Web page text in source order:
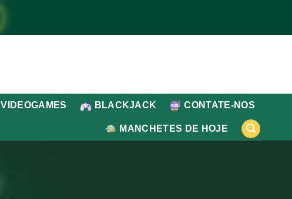
VIDEOGAMES BLACKJACK CONTATE-NOS
MANCHETES DE HOJE